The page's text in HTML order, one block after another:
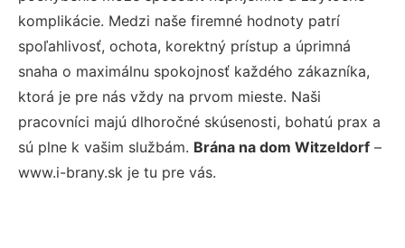
komplikácie. Medzi naše firemné hodnoty patrí
spoľahlivosť, ochota, korektný prístup a úprimná
snaha o maximálnu spokojnosť každého zákazníka,
ktorá je pre nás vždy na prvom mieste. Naši
pracovníci majú dlhoročné skúsenosti, bohatú prax a
sú plne k vašim službám. Brána na dom Witzeldorf –
www.i-brany.sk je tu pre vás.